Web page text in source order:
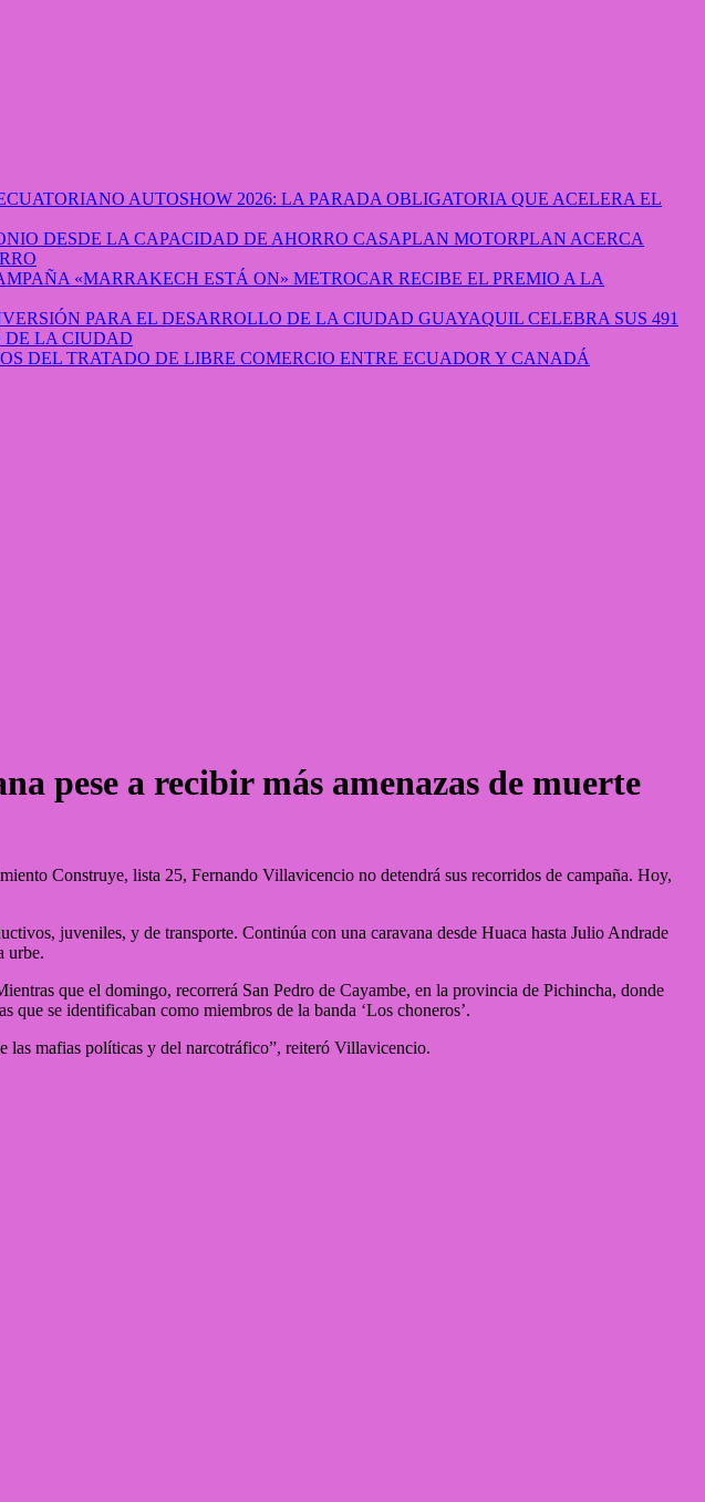
AUTOSHOW 2026: LA PARADA OBLIGATORIA QUE ACELERA EL
CASAPLAN MOTORPLAN ACERCA
METROCAR RECIBE EL PREMIO A LA
GUAYAQUIL CELEBRA SUS 491
DE LA CIUDAD
DEL TRATADO DE LIBRE COMERCIO ENTRE ECUADOR Y CANADÁ
pese a recibir más amenazas de muerte
Construye, lista 25, Fernando Villavicencio no detendrá sus recorridos de campaña. Hoy,
juveniles, y de transporte. Continúa con una caravana desde Huaca hasta Julio Andrade
urbe.
que el domingo, recorrerá San Pedro de Cayambe, en la provincia de Pichincha, donde
que se identificaban como miembros de la banda ‘Los choneros’.
las mafias políticas y del narcotráfico”, reiteró Villavicencio.